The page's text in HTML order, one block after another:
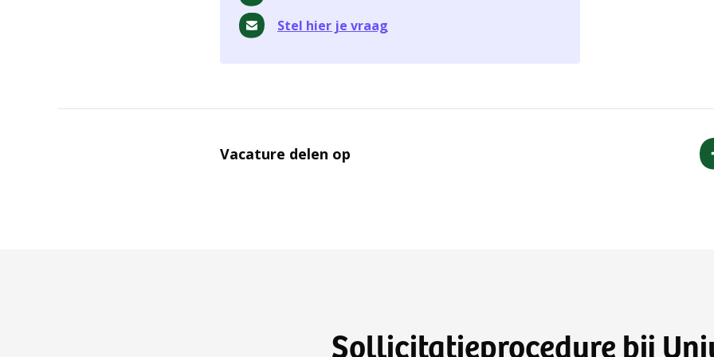
Stel hier je vraag
Vacature delen op
Sollicitatieprocedure bij